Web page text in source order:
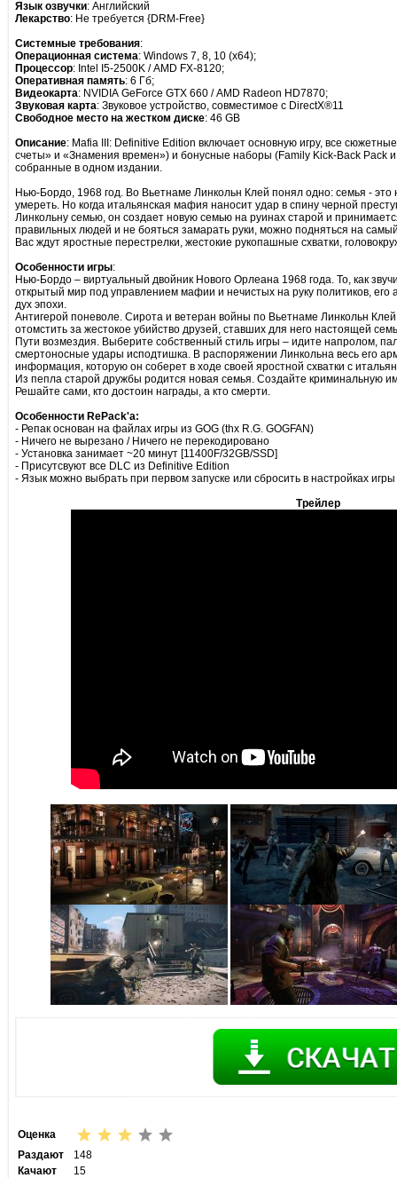
Язык озвучки: Aнглийский
Лекарство: Не требуется {DRM-Free}
Системные требования:
Операционная система: Windows 7, 8, 10 (х64);
Процессор: Intel I5-2500K / AMD FX-8120;
Оперативная память: 6 Гб;
Видеокарта: NVIDIA GeForce GTX 660 / AMD Radeon HD7870;
Звуковая карта: Звуковое устройство, совместимое с DirectX®11
Свободное место на жестком диске: 46 GB
Описание: Mafia III: Definitive Edition включает основную игру, все
счеты» и «Знамения времен») и бонусные наборы (Family Kick-Back Pack
собранные в одном издании.
Нью-Бордо, 1968 год. Во Вьетнаме Линкольн Клей понял одно: семья - это
умереть. Но когда итальянская мафия наносит удар в спину черной
Линкольну семью, он создает новую семью на руинах старой и
правильных людей и не бояться замарать руки, можно подняться на
Вас ждут яростные перестрелки, жестокие рукопашные схватки,
Особенности игры:
Нью-Бордо – виртуальный двойник Нового Орлеана 1968 года. То, как
открытый мир под управлением мафии и нечистых на руку политиков,
дух эпохи.
Антигерой поневоле. Сирота и ветеран войны по Вьетнаме Линкольн
отомстить за жестокое убийство друзей, ставших для него настоящей
Пути возмездия. Выберите собственный стиль игры – идите напролом,
смертоносные удары исподтишка. В распоряжении Линкольна весь его
информация, которую он соберет в ходе своей яростной схватки с
Из пепла старой дружбы родится новая семья. Создайте криминальную
Решайте сами, кто достоин награды, а кто смерти.
Особенности RePack'a:
- Репак основан на файлах игры из GOG (thx R.G. GOGFAN)
- Ничего не вырезано / Ничего не перекодировано
- Установка занимает ~20 минут [11400F/32GB/SSD]
- Присутсвуют все DLC из Definitive Edition
- Язык можно выбрать при первом запуске или сбросить в настройках игры
Трейлер
Оценка
Раздают
148
Качают
15